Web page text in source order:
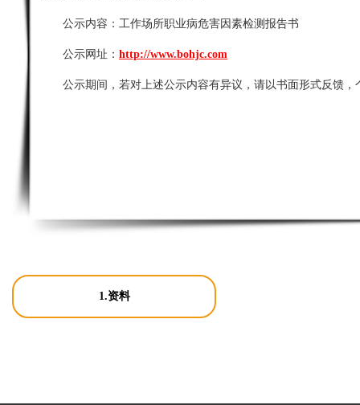
公示内容： 工作场所职业病危害因素检测报告书
公示网址： http://www.bohjc.com
公示期间，若对上述公示内容有异议，请以书面形式反馈，
1.资料